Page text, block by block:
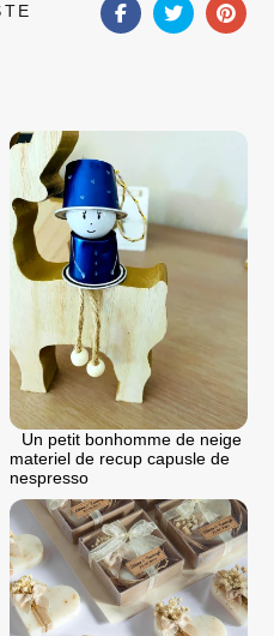
Un petit bonhomme de neige
materiel de recup capusle de
nespresso